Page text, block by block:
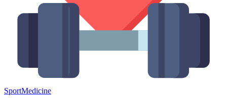
SportMedicine